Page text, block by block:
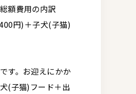
額費用の内訳
円)＋子犬(子猫)
す。お迎えにかか
(子猫)フード＋出